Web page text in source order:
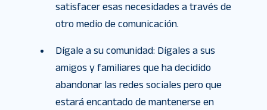
satisfacer esas necesidades a través de
otro medio de comunicación.
Dígale a su comunidad: Dígales a sus
amigos y familiares que ha decidido
abandonar las redes sociales pero que
estará encantado de mantenerse en